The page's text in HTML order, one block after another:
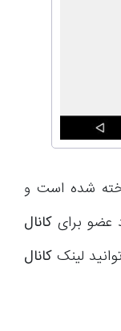
شده است و
عضو برای کانال
لینک کانال